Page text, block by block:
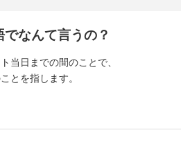
なんて言うの？
当日までの間のことで、
とを指します。